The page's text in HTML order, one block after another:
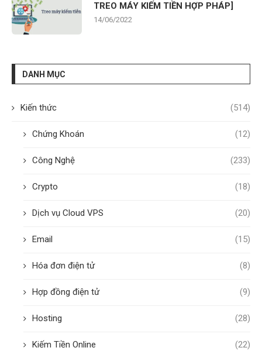
TREO MÁY KIẾM TIỀN HỢP PHÁP]
14/06/2022
DANH MỤC
Kiến thức (514)
Chứng Khoán (12)
Công Nghệ (233)
Crypto (18)
Dịch vụ Cloud VPS (20)
Email (15)
Hóa đơn điện tử (8)
Hợp đồng điện tử (9)
Hosting (28)
Kiếm Tiền Online (22)